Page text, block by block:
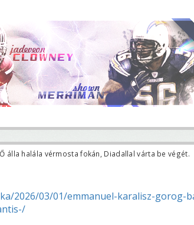
álla halála vérmosta fokán, Diadallal várta be végét.
2026/03/01/emmanuel-karalisz-gorog-